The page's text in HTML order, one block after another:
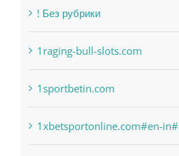
! Без рубрики
1raging-bull-slots.com
1sportbetin.com
1xbetsportonline.com#en-in#